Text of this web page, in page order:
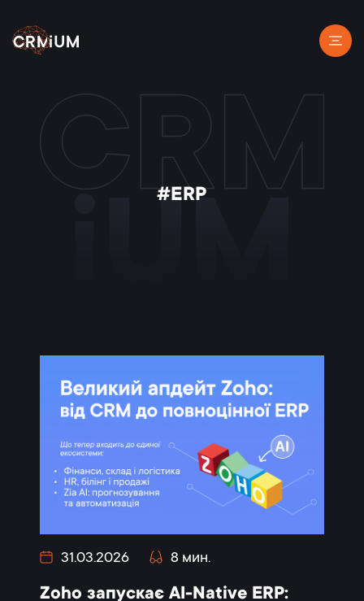
#ERP
31.03.2026 8 мин.
Zoho запускає AI-Native ERP: